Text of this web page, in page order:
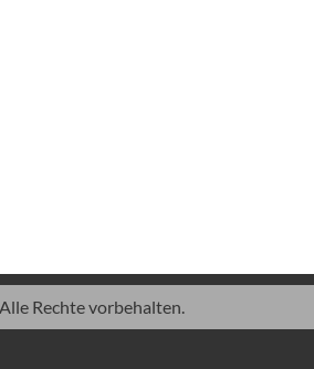
Rechte vorbehalten.